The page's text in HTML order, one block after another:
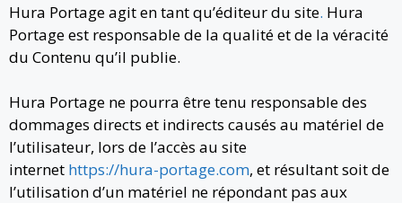
Hura Portage agit en tant qu’éditeur du site. Hura
Portage est responsable de la qualité et de la véracité
du Contenu qu’il publie.
Hura Portage ne pourra être tenu responsable des
dommages directs et indirects causés au matériel de
l’utilisateur, lors de l’accès au site
internet https://hura-portage.com, et résultant soit de
l’utilisation d’un matériel ne répondant pas aux